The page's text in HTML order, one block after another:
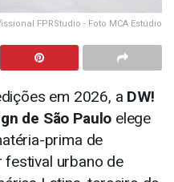
FPRStudio - Foto MCA Estúdio
em 2026, a DW!
de São Paulo elege
prima de
festival urbano de